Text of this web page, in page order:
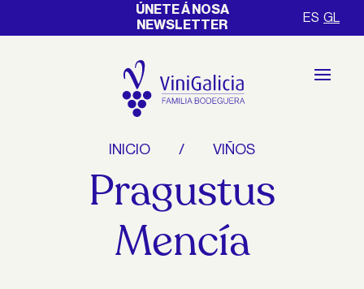
ÚNETE Á NOSA
NEWSLETTER
ES GL
INICIO VIÑOS
Pragustus
Mencía